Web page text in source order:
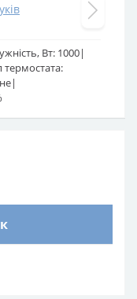
Вт: 1000
термостата: